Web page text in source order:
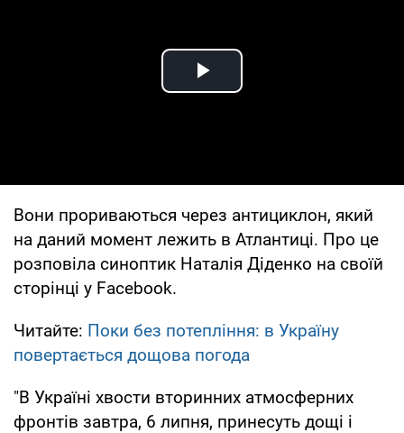
Play Video
Вони прориваються через антициклон, який
на даний момент лежить в Атлантиці. Про це
розповіла синоптик Наталія Діденко на своїй
сторінці у Facebook.
Читайте: Поки без потепління: в Україну
повертається дощова погода
"В Україні хвости вторинних атмосферних
фронтів завтра, 6 липня, принесуть дощі і